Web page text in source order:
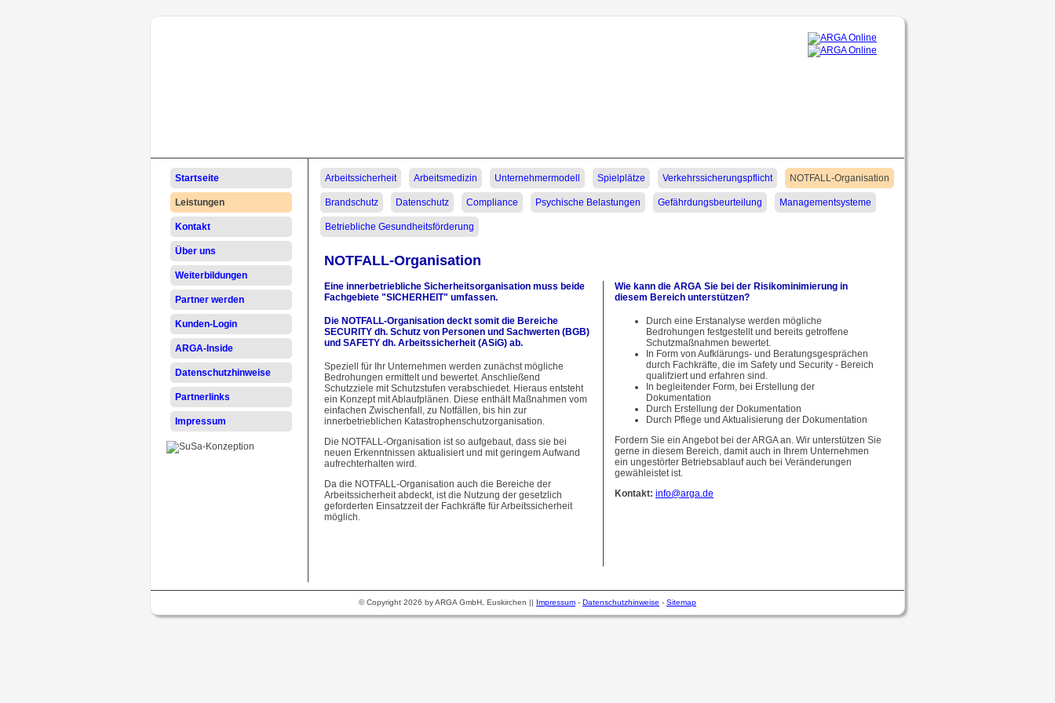
Navigation
überspringen
Arbeitssicherheit Arbeitsmedizin Unternehmermodell Spielplätze Verkehrssicherungspflicht NOTFALL-Organisation
Brandschutz Datenschutz Compliance Psychische Belastungen Gefährdungsbeurteilung Managementsysteme
Betriebliche Gesundheitsförderung
NOTFALL-Organisation
Eine innerbetriebliche Sicherheitsorganisation muss beide
Fachgebiete "SICHERHEIT" umfassen.
Die NOTFALL-Organisation deckt somit die Bereiche
SECURITY dh. Schutz von Personen und Sachwerten (BGB)
und SAFETY dh. Arbeitssicherheit (ASiG) ab.
Speziell für Ihr Unternehmen werden zunächst mögliche
Bedrohungen ermittelt und bewertet. Anschließend
Schutzziele mit Schutzstufen verabschiedet. Hieraus entsteht
ein Konzept mit Ablaufplänen. Diese enthält Maßnahmen vom
einfachen Zwischenfall, zu Notfällen, bis hin zur
innerbetrieblichen Katastrophenschutzorganisation.
Die NOTFALL-Organisation ist so aufgebaut, dass sie bei
neuen Erkenntnissen aktualisiert und mit geringem Aufwand
aufrechterhalten wird.
Da die NOTFALL-Organisation auch die Bereiche der
Arbeitssicherheit abdeckt, ist die Nutzung der gesetzlich
geforderten Einsatzzeit der Fachkräfte für Arbeitssicherheit
möglich.
Wie kann die ARGA Sie bei der Risikominimierung in
diesem Bereich unterstützen?
Durch eine Erstanalyse werden mögliche
Bedrohungen festgestellt und bereits getroffene
Schutzmaßnahmen bewertet.
In Form von Aufklärungs- und Beratungsgesprächen
durch Fachkräfte, die im Safety und Security - Bereich
qualifziert und erfahren sind.
In begleitender Form, bei Erstellung der
Dokumentation
Durch Erstellung der Dokumentation
Durch Pflege und Aktualisierung der Dokumentation
Fordern Sie ein Angebot bei der ARGA an. Wir unterstützen Sie
gerne in diesem Bereich, damit auch in Ihrem Unternehmen
ein ungestörter Betriebsablauf auch bei Veränderungen
gewähleistet ist.
Kontakt: info@arga.de
Navigation
überspringen
Startseite
Leistungen
Kontakt
Über uns
Weiterbildungen
Partner werden
Kunden-Login
ARGA-Inside
Datenschutzhinweise
Partnerlinks
Impressum
© Copyright 2026 by ARGA GmbH, Euskirchen || Impressum - Datenschutzhinweise - Sitemap